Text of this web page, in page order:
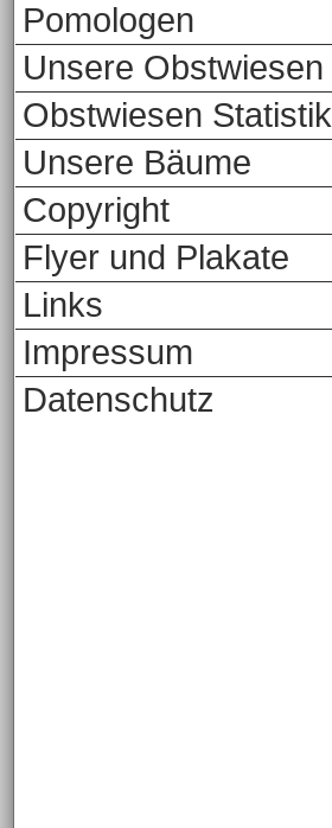
Pomologen
Unsere Obstwiesen
Obstwiesen Statistik
Unsere Bäume
Copyright
Flyer und Plakate
Links
Impressum
Datenschutz